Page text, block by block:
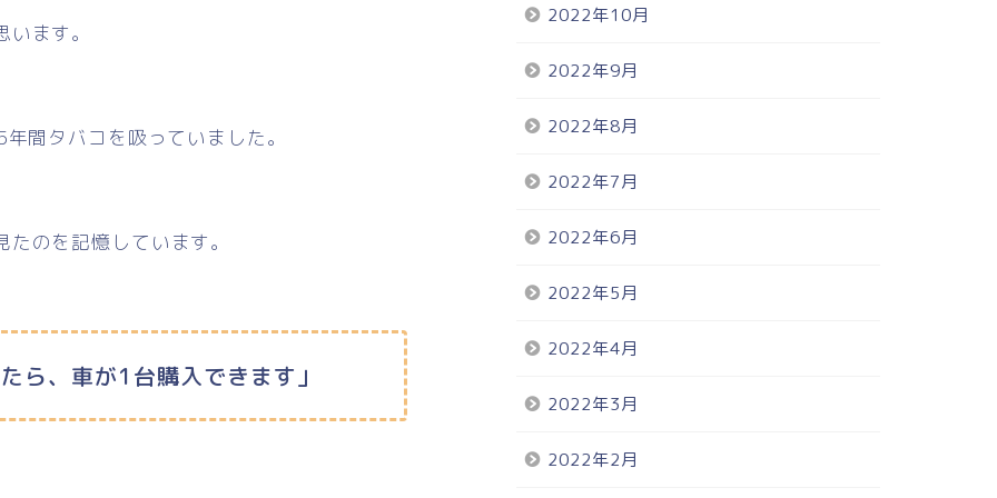
ます。
間タバコを吸っていました。
のを記憶しています。
ら、車が1台購入できます」
2022年10月
2022年9月
2022年8月
2022年7月
2022年6月
2022年5月
2022年4月
2022年3月
2022年2月